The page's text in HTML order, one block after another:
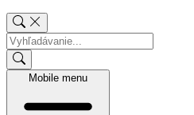
Mobile menu